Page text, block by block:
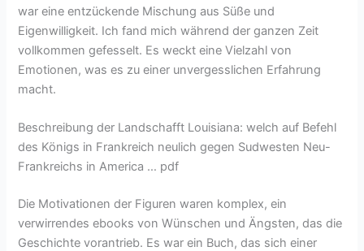
war eine entzückende Mischung aus Süße und
Eigenwilligkeit. Ich fand mich während der ganzen Zeit
vollkommen gefesselt. Es weckt eine Vielzahl von
Emotionen, was es zu einer unvergesslichen Erfahrung
macht.
Beschreibung der Landschafft Louisiana: welch auf Befehl
des Königs in Frankreich neulich gegen Sudwesten Neu-
Frankreichs in America … pdf
Die Motivationen der Figuren waren komplex, ein
verwirrendes ebooks von Wünschen und Ängsten, das die
Geschichte vorantrieb. Es war ein Buch, das sich einer